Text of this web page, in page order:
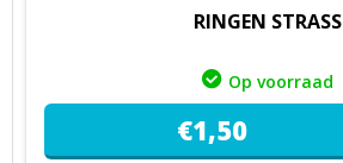
RINGEN STRASS
Op voorraad
€1,50